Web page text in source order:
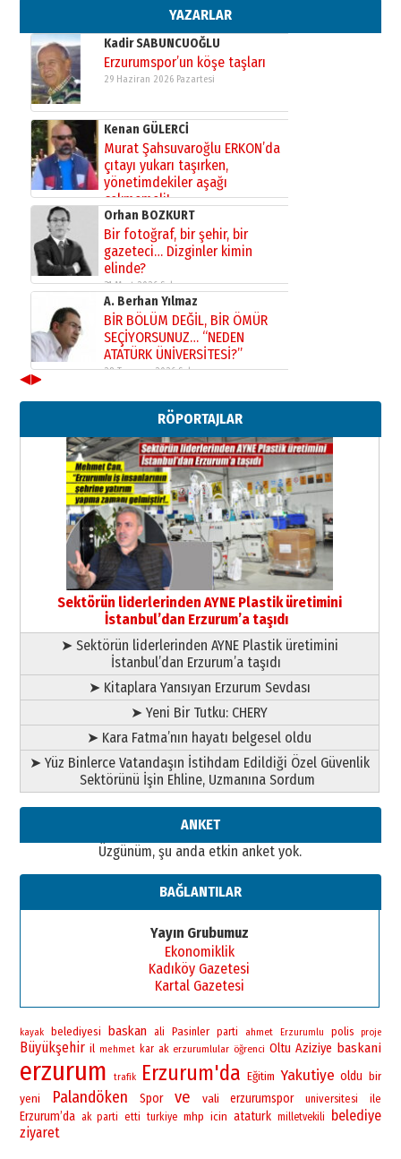
YAZARLAR
02 Ağustos 2026 Pazar
Kadir SABUNCUOĞLU
Erzurumspor’un köşe taşları
29 Haziran 2026 Pazartesi
Kenan GÜLERCİ
Murat Şahsuvaroğlu ERKON’da
çıtayı yukarı taşırken,
yönetimdekiler aşağı
çekmemeli!
17 Şubat 2026 SalıOrhan BOZKURT
Bir fotoğraf, bir şehir, bir
gazeteci… Dizginler kimin
elinde?
31 Mart 2026 Salı
A. Berhan Yılmaz
BİR BÖLÜM DEĞİL, BİR ÖMÜR
SEÇİYORSUNUZ… “NEDEN
ATATÜRK ÜNİVERSİTESİ?”
28 Temmuz 2026 Salı
Ahmed Yesevi’den bir Alperen…
”Reisimiz” idi… Hakka yürüdü.!
26 Mart 2026 Perşembe
Cem Bakırcı
Ardında bıraktığı hatıralarıyla
gönül adamı Faruk Terzioğlu!
13 Mayıs 2026 Çarşamba
Esat BİNDESEN
Başkan Sekmen’den Erzurum’a
bir vizyon proje daha!
02 Ağustos 2026 Pazar
◀▶
RÖPORTAJLAR
Sektörün liderlerinden AYNE Plastik üretimini
İstanbul’dan Erzurum’a taşıdı
➤ Sektörün liderlerinden AYNE Plastik üretimini
İstanbul’dan Erzurum’a taşıdı
➤ Kitaplara Yansıyan Erzurum Sevdası
➤ Yeni Bir Tutku: CHERY
➤ Kara Fatma’nın hayatı belgesel oldu
➤ Yüz Binlerce Vatandaşın İstihdam Edildiği Özel Güvenlik
Sektörünü İşin Ehline, Uzmanına Sordum
ANKET
Üzgünüm, şu anda etkin anket yok.
BAĞLANTILAR
Yayın Grubumuz
Ekonomiklik
Kadıköy Gazetesi
Kartal Gazetesi
kayak belediyesi baskan ali Pasinler parti ahmet Erzurumlu polis proje
Büyükşehir il mehmet kar ak erzurumlular öğrenci Oltu Aziziye baskani
erzurum trafik Erzurum'da Eğitim Yakutiye oldu bir
yeni
Palandöken Spor ve vali erzurumspor universitesi ile
Erzurum’da ak parti etti turkiye mhp icin ataturk milletvekili
belediye
ziyaret